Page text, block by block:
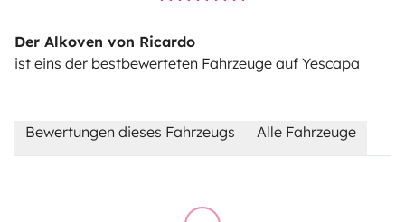
Der Alkoven von Ricardo
ist eins der bestbewerteten Fahrzeuge auf Yescapa
Bewertungen dieses Fahrzeugs Alle Fahrzeuge